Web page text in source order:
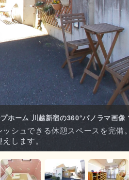
ホーム 川越新宿の360°パノラマ画像
ッシュできる休憩スペースを完
します。